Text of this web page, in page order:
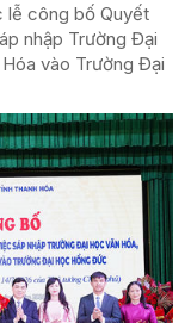
lễ công bố Quyết
nhập Trường Đại
vào Trường Đại